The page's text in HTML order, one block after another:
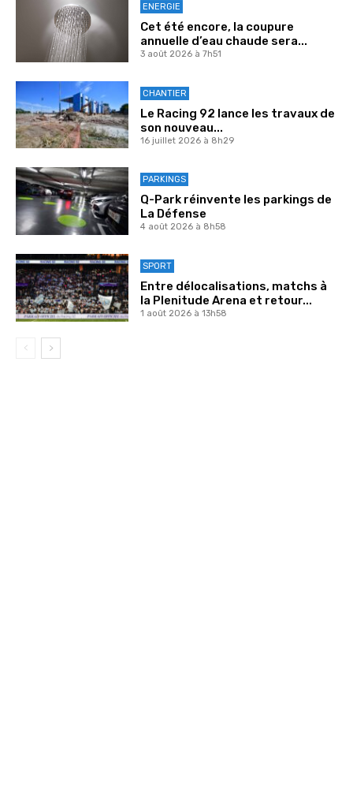
ENERGIE
Cet été encore, la coupure
annuelle d’eau chaude sera...
3 août 2026 à 7h51
CHANTIER
Le Racing 92 lance les travaux de
son nouveau...
16 juillet 2026 à 8h29
PARKINGS
Q-Park réinvente les parkings de
La Défense
4 août 2026 à 8h58
SPORT
Entre délocalisations, matchs à
la Plenitude Arena et retour...
1 août 2026 à 13h58